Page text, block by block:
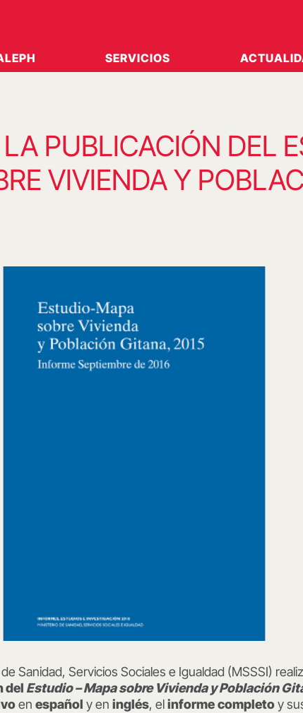
SERVICIOS
PUBLICACIÓN DEL
VIVIENDA Y
Sanidad, Servicios Sociales e Igualdad (MSSSI)
del Estudio – Mapa sobre Vivienda y Población
en español y en inglés, elinformecompletoy